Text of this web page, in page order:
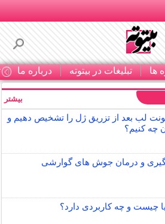
ها تبلیغات در بیتوته درباره ما
لب بعد از تزریق ژل را تشخیص دهیم و
چه کنیم؟
و درمان جوش های گوارشی
چیست و چه کاربردی دارد؟
بیشتر